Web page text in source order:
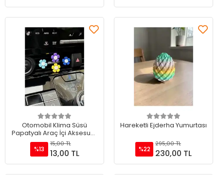
Sepete Ekle
Otomobil Klima Süsü
Papatyalı Araç İçi Aksesuar
(1 Adet)
%13
15,00 TL
13,00 TL
Sepete Ekle
Hareketli Ejderha Yumurtası
%22
295,00 TL
230,00 TL